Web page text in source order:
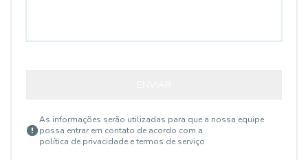
As informações serão utilizadas para que a nossa equipe
possa entrar em contato de acordo com a
política de privacidade e termos de serviço